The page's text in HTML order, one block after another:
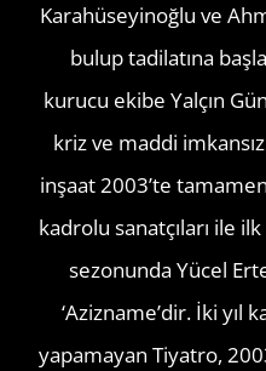
Karahüseyinoğlu ve
bulup tadilatına
kurucu ekibe Yalçın
kriz ve maddi
inşaat 2003’te
kadrolu sanatçıları ile
sezonunda Yücel
‘Azizname’dir. İki yıl
yapamayan Tiyatro,